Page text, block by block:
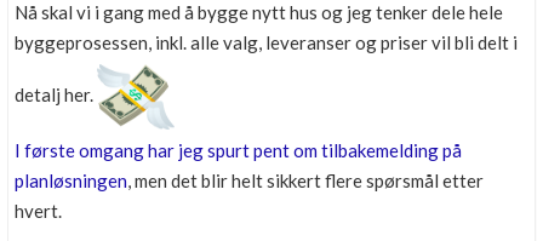
Nå skal vi i gang med å bygge nytt hus og jeg tenker dele hele
byggeprosessen, inkl. alle valg, leveranser og priser vil bli delt i
detalj her.
I første omgang har jeg spurt pent om tilbakemelding på
planløsningen, men det blir helt sikkert flere spørsmål etter
hvert.